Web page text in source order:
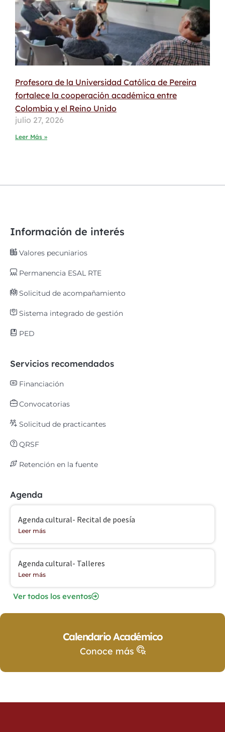
Profesora de la Universidad Católica de Pereira
fortalece la cooperación académica entre
Colombia y el Reino Unido
julio 27, 2026
Leer Más »
Información de interés
Valores pecuniarios
Permanencia ESAL RTE
Solicitud de acompañamiento
Sistema integrado de gestión
PED
Servicios recomendados
Financiación
Convocatorias
Solicitud de practicantes
QRSF
Retención en la fuente
Agenda
Agenda cultural- Recital de poesía
Leer más
Agenda cultural- Talleres
Leer más
Ver todos los eventos
Calendario Académico
Conoce más